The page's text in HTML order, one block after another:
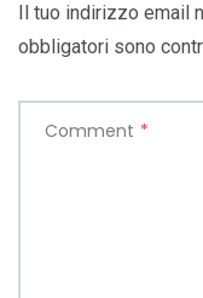
Il tuo indirizzo email
obbligatori sono
Comment *